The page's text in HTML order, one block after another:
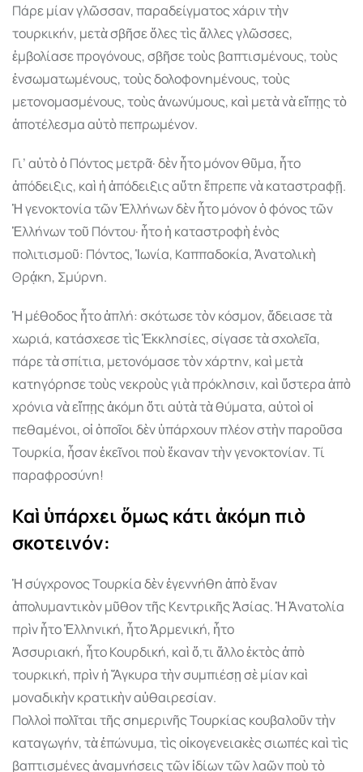
Πάρε µίαν γλῶσσαν, παραδείγµατος χάριν τὴν
τουρκικήν, µετὰ σβῆσε ὅλες τὶς ἄλλες γλῶσσες,
ἐµβολίασε προγόνους, σβῆσε τοὺς βαπτισµένους, τοὺς
ἐνσωµατωµένους, τοὺς δολοφονηµένους, τοὺς
µετονοµασµένους, τοὺς ἀνωνύµους, καὶ µετὰ νὰ εἴπῃς τὸ
ἀποτέλεσµα αὐτὸ πεπρωµένον.
Γι’ αὐτὸ ὁ Πόντος µετρᾶ· δὲν ἦτο µόνον θῦµα, ἦτο
ἀπόδειξις, καὶ ἡ ἀπόδειξις αὕτη ἔπρεπε νὰ καταστραφῇ.
Ἡ γενοκτονία τῶν Ἑλλήνων δὲν ἦτο µόνον ὁ φόνος τῶν
Ἑλλήνων τοῦ Πόντου· ἦτο ἡ καταστροφὴ ἑνὸς
πολιτισµοῦ: Πόντος, Ἰωνία, Καππαδοκία, Ἀνατολικὴ
Θρᾴκη, Σµύρνη.
Ἡ µέθοδος ἦτο ἁπλή: σκότωσε τὸν κόσµον, ἄδειασε τὰ
χωριά, κατάσχεσε τὶς Ἐκκλησίες, σίγασε τὰ σχολεῖα,
πάρε τὰ σπίτια, µετονόµασε τὸν χάρτην, καὶ µετὰ
κατηγόρησε τοὺς νεκροὺς γιὰ πρόκλησιν, καὶ ὕστερα ἀπὸ
χρόνια νὰ εἴπῃς ἀκόµη ὅτι αὐτὰ τὰ θύµατα, αὐτοὶ οἱ
πεθαµένοι, οἱ ὁποῖοι δὲν ὑπάρχουν πλέον στὴν παροῦσα
Τουρκία, ἦσαν ἐκεῖνοι ποὺ ἔκαναν τὴν γενοκτονίαν. Τί
παραφροσύνη!
Καὶ ὑπάρχει ὅµως κάτι ἀκόµη πιὸ
σκοτεινόν:
Ἡ σύγχρονος Τουρκία δὲν ἐγεννήθη ἀπὸ ἕναν
ἀπολυµαντικὸν µῦθον τῆς Κεντρικῆς Ἀσίας. Ἡ Ἀνατολία
πρὶν ἦτο Ἑλληνική, ἦτο Ἀρµενική, ἦτο
Ἀσσυριακή, ἦτο Κουρδική, καὶ ὅ,τι ἄλλο ἐκτὸς ἀπὸ
τουρκική, πρὶν ἡ Ἄγκυρα τὴν συµπιέσῃ σὲ µίαν καὶ
µοναδικὴν κρατικὴν αὐθαιρεσίαν.
Πολλοὶ πολῖται τῆς σηµερινῆς Τουρκίας κουβαλοῦν τὴν
καταγωγήν, τὰ ἐπώνυµα, τὶς οἰκογενειακὲς σιωπές καὶ τὶς
βαπτισµένες ἀναµνήσεις τῶν ἰδίων τῶν λαῶν ποὺ τὸ